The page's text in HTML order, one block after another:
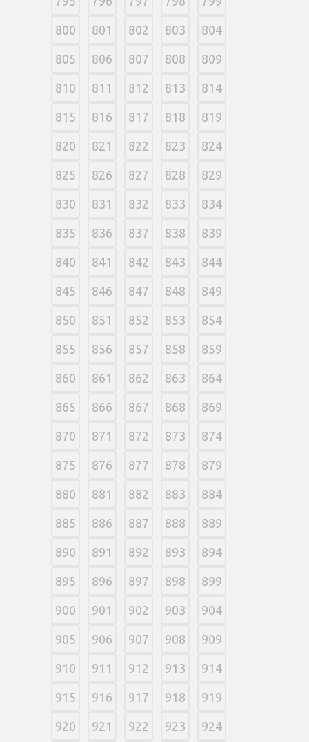
800 801 802 803 804
805 806 807 808 809
810 811 812 813 814
815 816 817 818 819
820 821 822 823 824
825 826 827 828 829
830 831 832 833 834
835 836 837 838 839
840 841 842 843 844
845 846 847 848 849
850 851 852 853 854
855 856 857 858 859
860 861 862 863 864
865 866 867 868 869
870 871 872 873 874
875 876 877 878 879
880 881 882 883 884
885 886 887 888 889
890 891 892 893 894
895 896 897 898 899
900 901 902 903 904
905 906 907 908 909
910 911 912 913 914
915 916 917 918 919
920 921 922 923 924